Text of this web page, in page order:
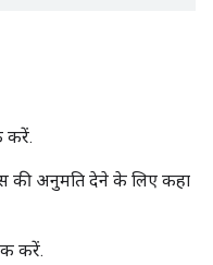
करें.
की अनुमति देने के लिए कहा
करें.